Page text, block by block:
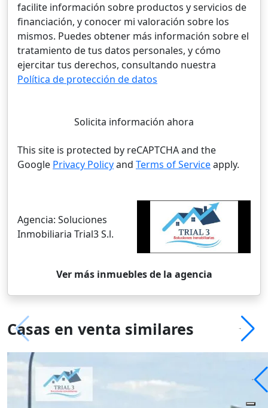
facilite información sobre productos y servicios de
financiación, y conocer mi valoración sobre los
mismos. Puedes obtener más información sobre el
tratamiento de tus datos personales, y cómo
ejercitar tus derechos, consultando nuestra
Política de protección de datos
Solicita información ahora
This site is protected by reCAPTCHA and the
Google Privacy Policyand Terms of Serviceapply.
Agencia: Soluciones
Inmobiliaria Trial3 S.l.
Ver más inmuebles de la agencia
Casas en venta similares